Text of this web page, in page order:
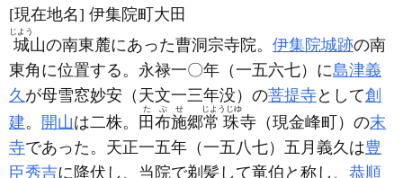
[現在地名] 伊集院町大田
城
じよう
山の南東麓にあった曹洞宗寺院。 伊集院城跡の南
東角に位置する。永禄一〇年 （一五六七） に島津義
久が母雪窓妙安 （天文一三年没） の菩提寺として創
建。 開山は二株。 田布施
たぶせ
郷常珠
じようじゆ
寺 （現金峰町） の末
寺であった。天正一五年 （一五八七） 五月義久は豊
臣秀吉に降伏し、当院で剃髪して竜伯と称し、 恭順